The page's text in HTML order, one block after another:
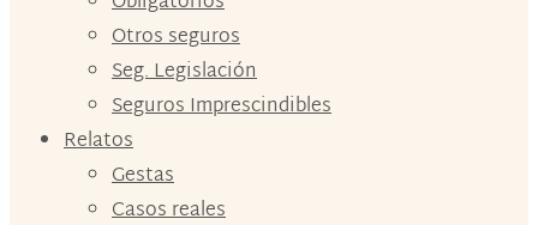
Otros seguros
Seg. Legislación
Seguros Imprescindibles
Relatos
Gestas
Casos reales